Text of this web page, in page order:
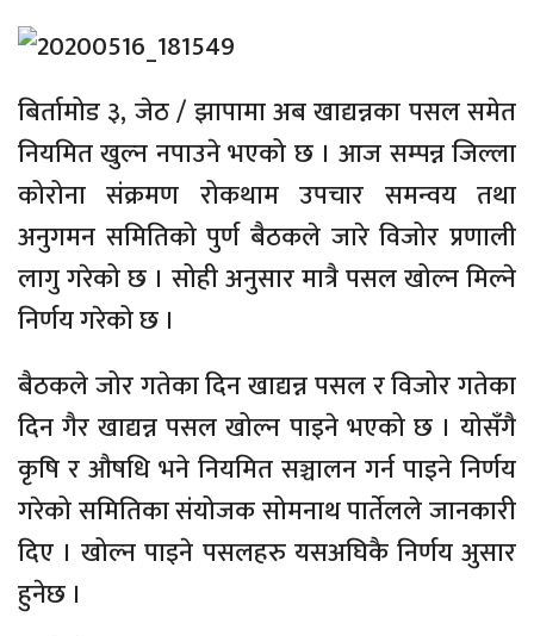
बिर्तामोड ३, जेठ / झापामा अब खाद्यन्नका पसल समेत
नियमित खुल्न नपाउने भएको छ । आज सम्पन्न जिल्ला
कोरोना संक्रमण रोकथाम उपचार समन्वय तथा
अनुगमन समितिको पुर्ण बैठकले जारे विजोर प्रणाली
लागु गरेको छ । सोही अनुसार मात्रै पसल खोल्न मिल्ने
निर्णय गरेको छ ।
बैठकले जोर गतेका दिन खाद्यन्न पसल र विजोर गतेका
दिन गैर खाद्यन्न पसल खोल्न पाइने भएको छ । योसँगै
कृषि र औषधि भने नियमित सञ्चालन गर्न पाइने निर्णय
गरेको समितिका संयोजक सोमनाथ पार्तेलले जानकारी
दिए । खोल्न पाइने पसलहरु यसअघिकै निर्णय अुसार
हुनेछ ।